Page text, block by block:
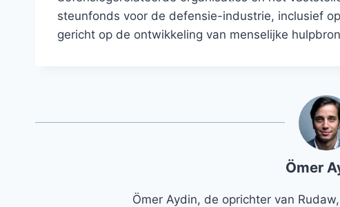
steunfonds voor de defensie-industrie, inclusief
gericht op de ontwikkeling van menselijke
Ömer
Ömer Aydin, de oprichter van